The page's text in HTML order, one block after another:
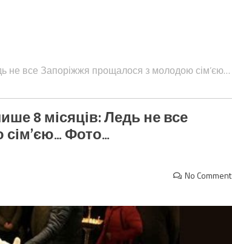
не все Запоріжжя прощалося з молодою сім’єю…
8 місяців: Ледь не все
Фото…
No